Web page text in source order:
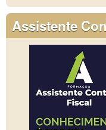
Assistente